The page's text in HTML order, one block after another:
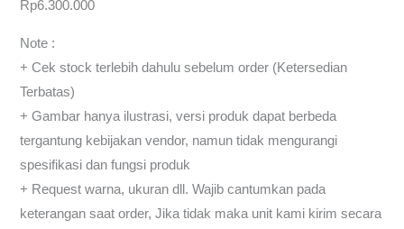
Rp6.300.000
Note :
+ Cek stock terlebih dahulu sebelum order (Ketersedian
Terbatas)
+ Gambar hanya ilustrasi, versi produk dapat berbeda
tergantung kebijakan vendor, namun tidak mengurangi
spesifikasi dan fungsi produk
+ Request warna, ukuran dll. Wajib cantumkan pada
keterangan saat order, Jika tidak maka unit kami kirim secara